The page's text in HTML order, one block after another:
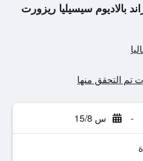
بالاديوم سيسيليا ريزورت
- س 15/8